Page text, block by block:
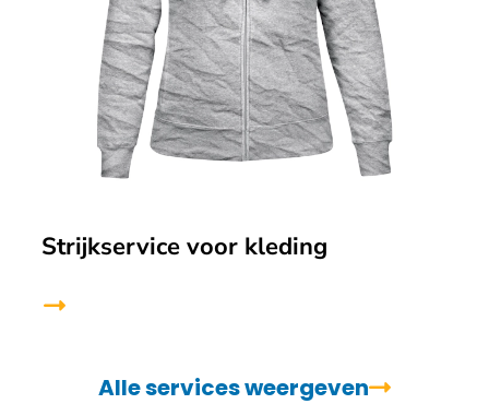
Strijkservice voor kleding
Alle services weergeven